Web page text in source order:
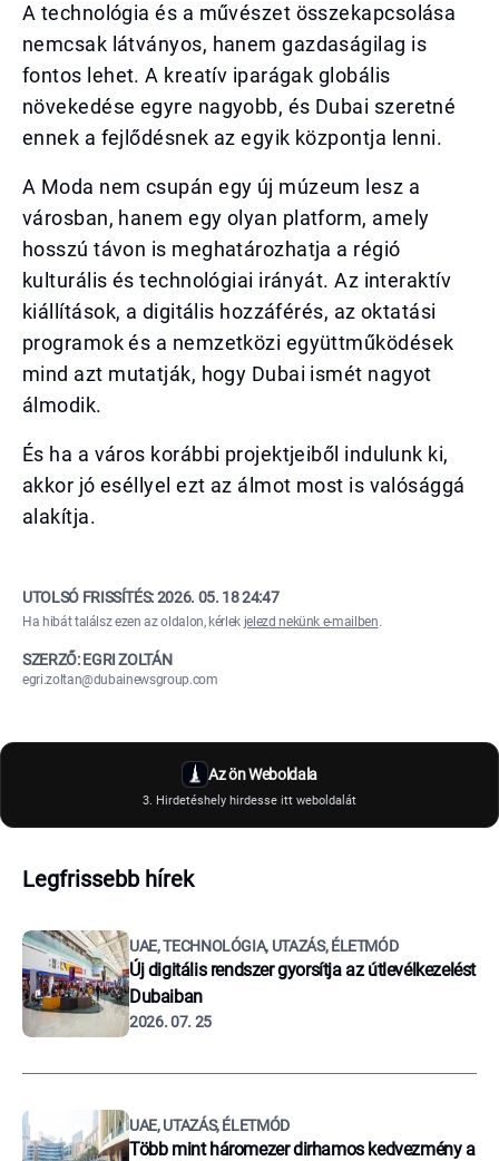
A technológia és a művészet összekapcsolása
nemcsak látványos, hanem gazdaságilag is
fontos lehet. A kreatív iparágak globális
növekedése egyre nagyobb, és Dubai szeretné
ennek a fejlődésnek az egyik központja lenni.
A Moda nem csupán egy új múzeum lesz a
városban, hanem egy olyan platform, amely
hosszú távon is meghatározhatja a régió
kulturális és technológiai irányát. Az interaktív
kiállítások, a digitális hozzáférés, az oktatási
programok és a nemzetközi együttműködések
mind azt mutatják, hogy Dubai ismét nagyot
álmodik.
És ha a város korábbi projektjeiből indulunk ki,
akkor jó eséllyel ezt az álmot most is valósággá
alakítja.
UTOLSÓ FRISSÍTÉS:2026. 05. 18 24:47
Ha hibát találsz ezen az oldalon, kérlek jelezd nekünk e-mailben.
SZERZŐ: EGRI ZOLTÁN
egri.zoltan@dubainewsgroup.com
Az ön Weboldala
3. Hirdetéshely hirdesse itt weboldalát
Legfrissebb hírek
UAE, TECHNOLÓGIA, UTAZÁS, ÉLETMÓD
Új digitális rendszer gyorsítja az útlevélkezelést
Dubaiban
2026. 07. 25
UAE, UTAZÁS, ÉLETMÓD
Több mint háromezer dirhamos kedvezmény a